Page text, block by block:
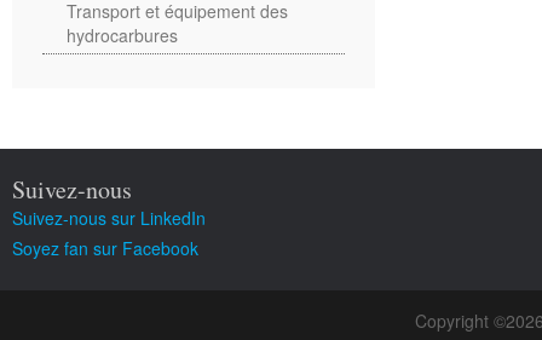
Transport et équipement des
hydrocarbures
Suivez-nous
Suivez-nous sur LinkedIn
Soyez fan sur Facebook
Copyright